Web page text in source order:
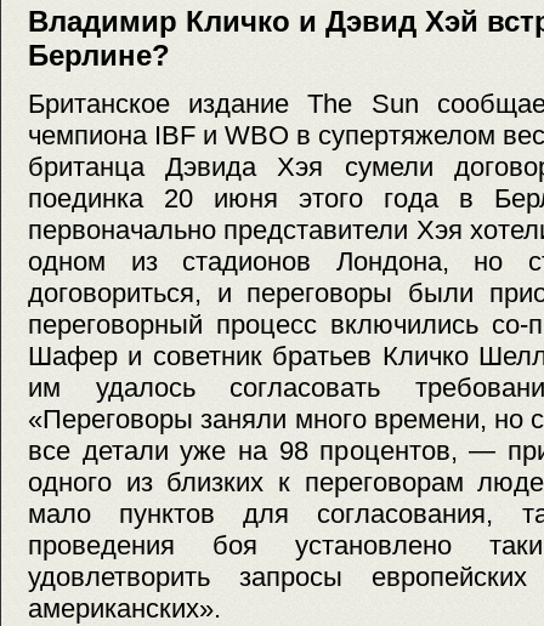
Владимир Кличко и Дэвид Хэй
Берлине?
Британское издание The Sun
чемпиона IBF и WBO в супертяжелом
британца Дэвида Хэя сумели
поединка 20 июня этого года в
первоначально представители Хэя
одном из стадионов Лондона, но
договориться, и переговоры были
переговорный процесс включились
Шафер и советник братьев Кличко
им удалось согласовать
«Переговоры заняли много времени, но
все детали уже на 98 процентов, —
одного из близких к переговорам
мало пунктов для согласования,
проведения боя установлено
удовлетворить запросы
американских».